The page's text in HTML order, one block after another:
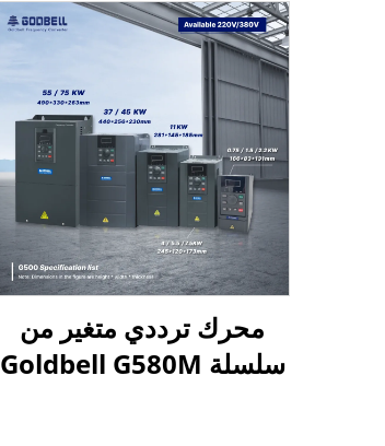
محرك ترددي متغير من
سلسلة Goldbell G580M